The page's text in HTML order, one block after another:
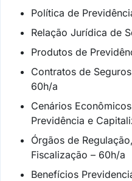
Política de
Relação Jurídica de
Produtos de
Contratos de
60h/a
Cenários
Previdência e
Órgãos de
Fiscalização – 60h/a
Benefícios